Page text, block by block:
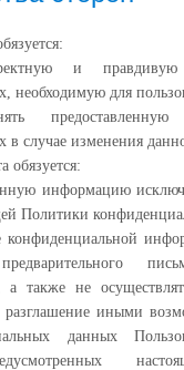
и
необходимую для
в случае изменения
обязуется:
информацию
Политики
конфиденциальной
а также не
разглашение иными
данных